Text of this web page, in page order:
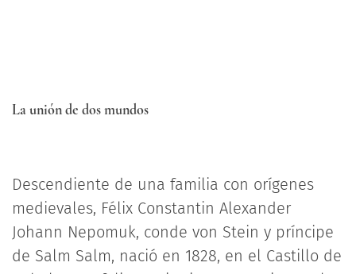
La unión de dos mundos
Descendiente de una familia con orígenes
medievales, Félix Constantin Alexander
Johann Nepomuk, conde von Stein y príncipe
de Salm Salm, nació en 1828, en el Castillo de